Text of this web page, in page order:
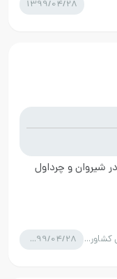
1399/04/28
زمین و اراضی کشاورزی 1399/04/28